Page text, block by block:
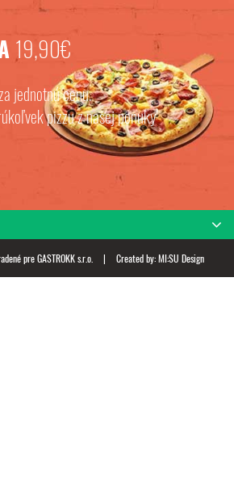
19,90€
jednotnú cenu.
pizzu z našej ponuky
pre GASTROKK s.r.o. | Created by:MI:SU Design